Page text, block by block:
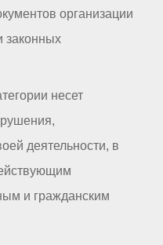
организации
законных
несет
деятельности, в
и гражданским